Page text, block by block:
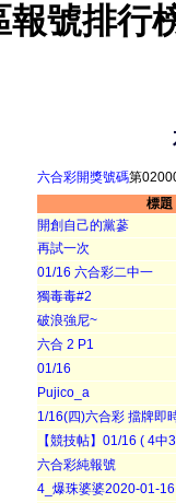
報號排行
六合彩開獎號碼第
標題
開創自己的黨蔘
再試一次
01/16 六合彩二中一
獨毒毒#2
破浪強尼~
六合 2 P1
01/16
Pujico_a
1/16(四)六合彩 擋牌即
【競技帖】01/16 ( 4中
六合彩純報號
4_爆珠婆婆2020-01-16